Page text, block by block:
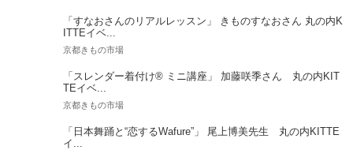
「すなおさんのリアルレッスン」 きものすなおさん 丸の内K
ITTEイベ...
京都きもの市場
「スレンダー着付け®️ ミニ講座」 加藤咲季さん 丸の内KIT
TEイベ...
京都きもの市場
「日本舞踊と“恋するWafure”」 尾上博美先生 丸の内KITTE
イ...